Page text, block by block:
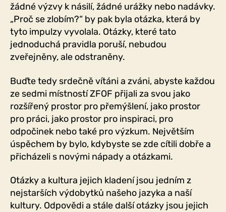
žádné výzvy k násilí, žádné urážky nebo nadávky.
„Proč se zlobím?“ by pak byla otázka, která by
tyto impulzy vyvolala. Otázky, které tato
jednoduchá pravidla poruší, nebudou
zveřejněny, ale odstraněny.
Buďte tedy srdečně vítáni a zváni, abyste každou
ze sedmi místností ZFOF přijali za svou jako
rozšířený prostor pro přemýšlení, jako prostor
pro práci, jako prostor pro inspiraci, pro
odpočinek nebo také pro výzkum. Největším
úspěchem by bylo, kdybyste se zde cítili dobře a
přicházeli s novými nápady a otázkami.
Otázky a kultura jejich kladení jsou jedním z
nejstarších výdobytků našeho jazyka a naší
kultury. Odpovědi a stále další otázky jsou jejich